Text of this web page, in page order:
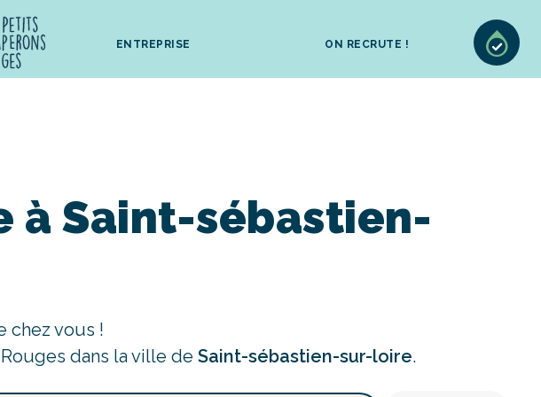
ENTREPRISE ON RECRUTE !
à Saint-sébastien-
chez vous !
dans la ville de Saint-sébastien-sur-loire.